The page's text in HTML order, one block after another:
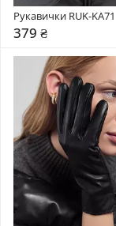
Рукавички RUK-KA71
379 ₴